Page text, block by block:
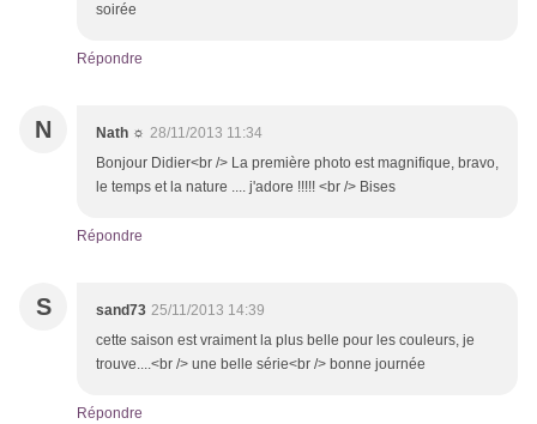
soirée
Répondre
N Nath ☼ 28/11/2013 11:34
Bonjour Didier<br /> La première photo est magnifique, bravo,
le temps et la nature .... j'adore !!!!! <br /> Bises
Répondre
S sand73 25/11/2013 14:39
cette saison est vraiment la plus belle pour les couleurs, je
trouve....<br /> une belle série<br /> bonne journée
Répondre